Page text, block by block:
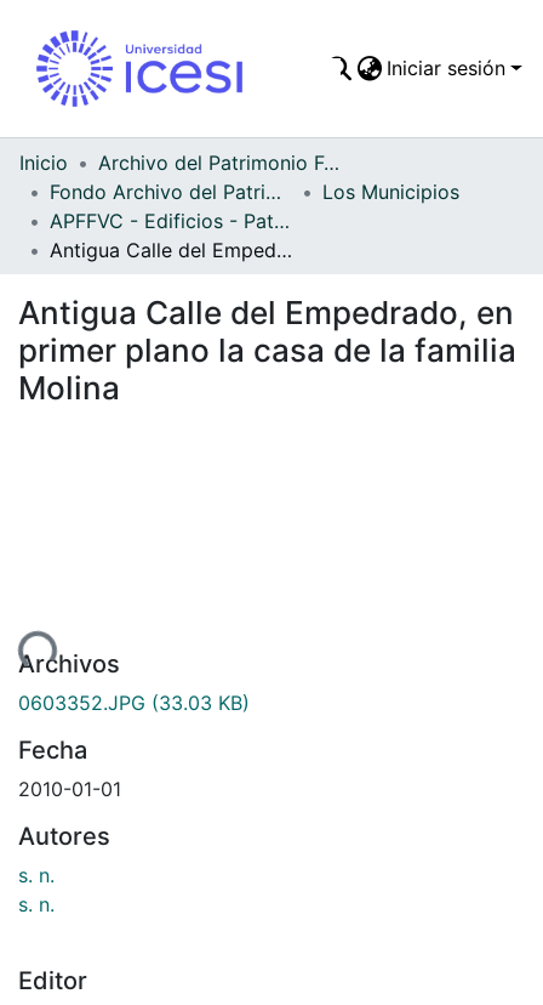
Todo DSpace
Estadísticas
Iniciar sesión
Inicio
Archivo del Patrimonio Fotográfico y Fílmico del Valle del Cauca
Fondo Archivo del Patrimonio Fotográfico y Fílmico del Valle del Cauca
Los Municipios
APFFVC - Edificios - Patrimonial
Antigua Calle del Empedrado, en primer plano la casa de la familia Molina
Antigua Calle del Empedrado, en
primer plano la casa de la familia
Molina
Archivos
0603352.JPG (33.03 KB)
Fecha
2010-01-01
Autores
s. n.
s. n.
Editor